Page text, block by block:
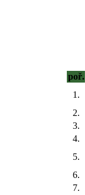
poř.
1.
2.
3.
4.
5.
6.
7.